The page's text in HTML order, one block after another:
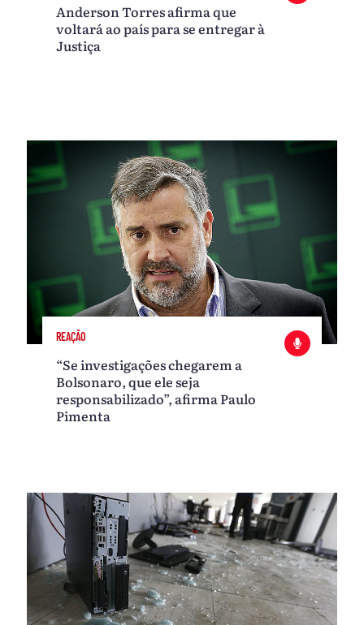
Anderson Torres afirma que
voltará ao país para se entregar à
Justiça
REAÇÃO
“Se investigações chegarem a
Bolsonaro, que ele seja
responsabilizado”, afirma Paulo
Pimenta